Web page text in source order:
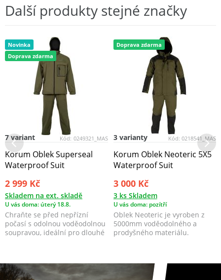
Další produkty stejné značky
Novinka
Doprava zdarma
Kód: 0249321_MAS
7 variant
Korum Oblek Superseal
Waterproof Suit
2 999 Kč
Skladem na ext. skladě
U vás doma: úterý 18.8.
Chraňte se před nepřízní
počasí s odolnou voděodolnou
soupravou, ideální pro dlouhé
Doprava zdarma
Kód: 0218541_MAS
3 varianty
Korum Oblek Neoteric 5X5
Waterproof Suit
3 000 Kč
3 ks Skladem
U vás doma: pozítří
Oblek Neoteric je vyroben z
5000mm voděodolného a
prodyšného materiálu.